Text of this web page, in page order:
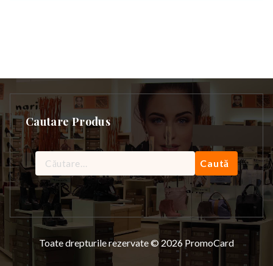
Cautare Produs
Caută
după:
Toate drepturile rezervate © 2026 PromoCard